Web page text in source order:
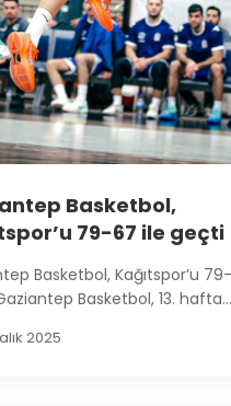
Basketbol,
79-67 ile geçti
Basketbol, Kağıtspor’u
Basketbol, 13. hafta
2025